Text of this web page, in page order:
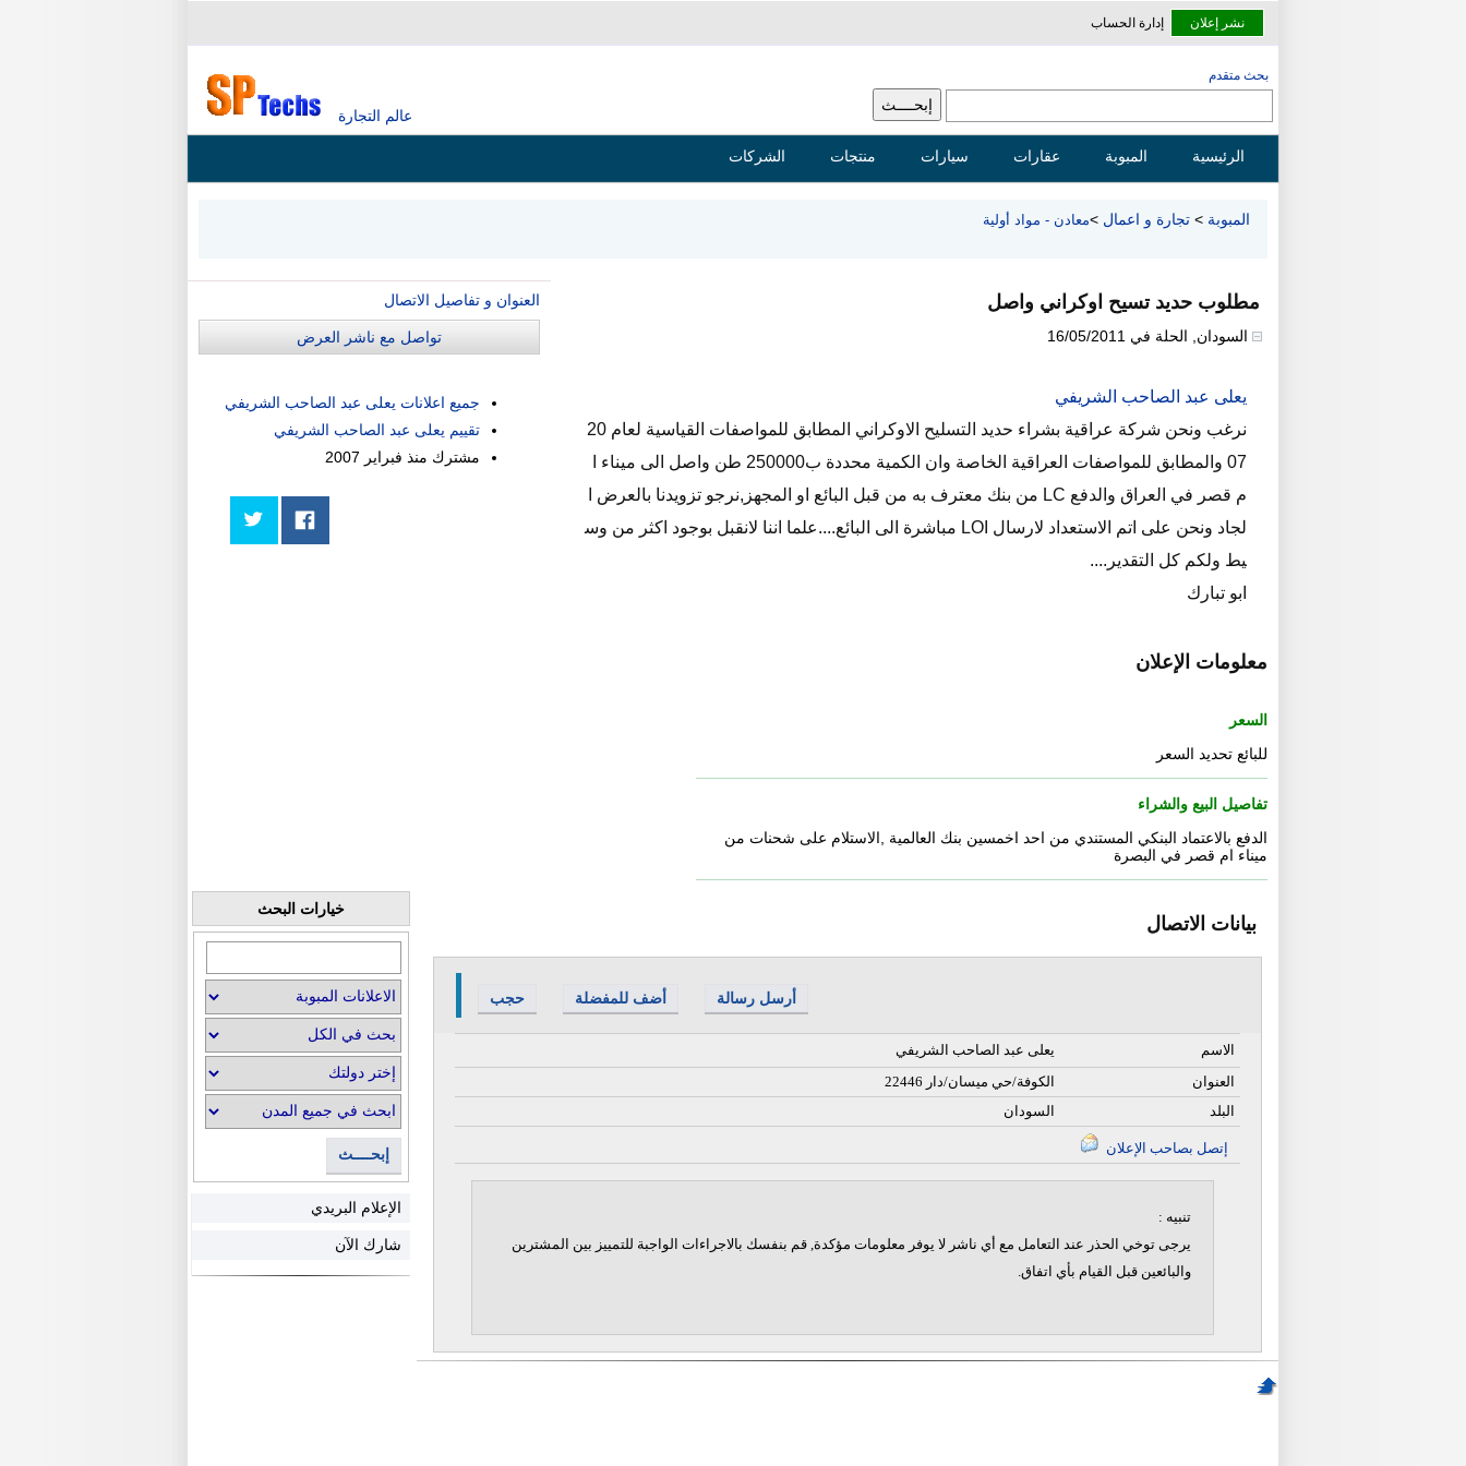
نشر إعلان إدارة الحساب
عالم التجارة
بحث متقدم
الرئيسية المبوبة عقارات سيارات منتجات الشركات
المبوبة > تجارة و اعمال >معادن - مواد أولية
مطلوب حديد تسيح اوكراني واصل
السودان الحلة في 16/05/2011
يعلى عبد الصاحب الشريفي
نرغب ونحن شركة عراقية بشراء حديد التسليح الاوكراني المطابق للمواصفات القياسية لعام 20
07 والمطابق للمواصفات العراقية الخاصة وان الكمية محددة ب250000 طن واصل الى ميناء ا
م قصر في العراق والدفع LC من بنك معترف به من قبل البائع او المجهز,نرجو تزويدنا بالعرض ا
لجاد ونحن على اتم الاستعداد لارسال LOI مباشرة الى البائع....علما اننا لانقبل بوجود اكثر من وس
يط ولكم كل التقدير....
ابو تبارك
معلومات الإعلان
السعر
للبائع تحديد السعر
تفاصيل البيع والشراء
الدفع بالاعتماد البنكي المستندي من احد اخمسين بنك العالمية ,الاستلام على شحنات من
ميناء ام قصر في البصرة
العنوان و تفاصيل الاتصال
تواصل مع ناشر العرض
جميع اعلانات يعلى عبد الصاحب الشريفي
تقييم يعلى عبد الصاحب الشريفي
مشترك منذ فبراير 2007
بيانات الاتصال
حجب أضف للمفضلة أرسل رسالة
يعلى عبد الصاحب الشريفي
الاسم
الكوفة/حي ميسان/دار 22446
العنوان
السودان
البلد
تنبيه :
يرجى توخي الحذر عند التعامل مع أي ناشر لا يوفر معلومات مؤكدة, قم بنفسك بالاجراءات الواجبة للتمييز بين المشترين
والبائعين قبل القيام بأي اتفاق.
خيارات البحث
إبحــــث
الإعلام البريدي
شارك الآن